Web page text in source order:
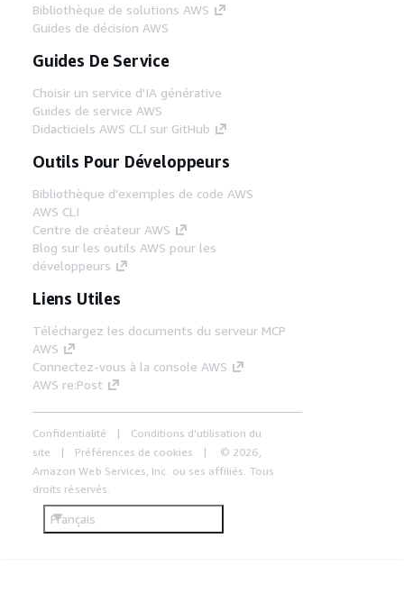
Bibliothèque de solutions AWS
Guides de décision AWS
Guides De Service
Choisir un service d'IA générative
Guides de service AWS
Didacticiels AWS CLI sur GitHub
Outils Pour Développeurs
Bibliothèque d'exemples de code AWS
AWS CLI
Centre de créateur AWS
Blog sur les outils AWS pour les
développeurs
Liens Utiles
Téléchargez les documents du serveur MCP
AWS
Connectez-vous à la console AWS
AWS re:Post
Confidentialité
Conditions d'utilisation du
site
Préférences de cookies
© 2026,
Amazon Web Services, Inc. ou ses affiliés. Tous
droits réservés.
Français